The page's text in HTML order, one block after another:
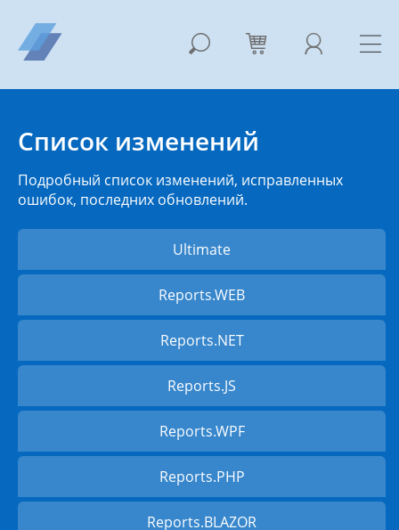
Список изменений
Подробный список изменений, исправленных
ошибок, последних обновлений.
Ultimate
Reports.WEB
Reports.NET
Reports.JS
Reports.WPF
Reports.PHP
Reports.BLAZOR